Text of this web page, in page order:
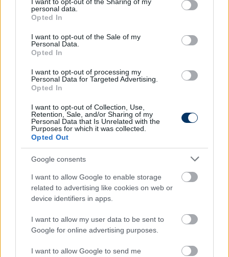
grant or deny consent to Google and its third-party tags to
use your data for below specified purposes in below Google
consent section.
personal data.
Opted In
I want to opt-out of the Sale of my
Personal Data.
Opted In
I want to opt-out of processing my
Personal Data for Targeted Advertising.
Opted In
I want to opt-out of Collection, Use,
Retention, Sale, and/or Sharing of my
Personal Data that Is Unrelated with the
Purposes for which it was collected.
Opted Out
Google consents
I want to allow Google to enable storage
related to advertising like cookies on web or
device identifiers in apps.
I want to allow my user data to be sent to
Google for online advertising purposes.
I want to allow Google to send me
a játékosaink értéke, az irántuk mutatott
érdeklődés nagyban megnőtt az elmúlt években.
- Vannak olyan játékosok, akikért most is vannak
ajánlatok. Meglátjuk, hogy ez a klub és mindenki
számára egy olyan képet fog-e alkotni, ami már
most változtatásra kényszerít minket.
Olvastad már?